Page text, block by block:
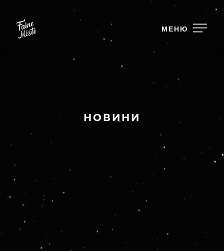
МЕНЮ
НОВИНИ